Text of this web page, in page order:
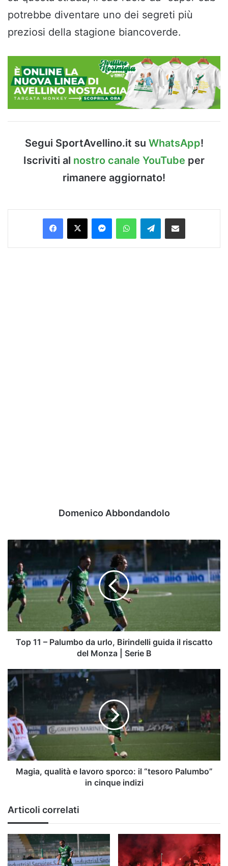
potrebbe diventare uno dei segreti più
preziosi della stagione biancoverde.
Segui SportAvellino.it su WhatsApp!
Iscriviti al nostro canale YouTube per
rimanere aggiornato!
Facebook
X MessengerWhatsAppTelegramCondividi via Email
Domenico Abbondandolo
Top
Palumbo
da
urlo,
Birindelli
guida
il
riscatto
|
Serie
B
Top 11 – Palumbo da urlo, Birindelli guida il riscatto
del Monza | Serie B
Magia,
qualità
lavoro
sporco:
il
“tesoro
Palumbo”
in
cinque
Magia, qualità e lavoro sporco: il “tesoro Palumbo”
in cinque indizi
Articoli correlati